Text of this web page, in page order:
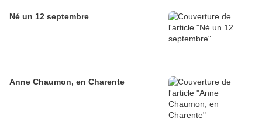
Né un 12 septembre
Anne Chaumon, en Charente